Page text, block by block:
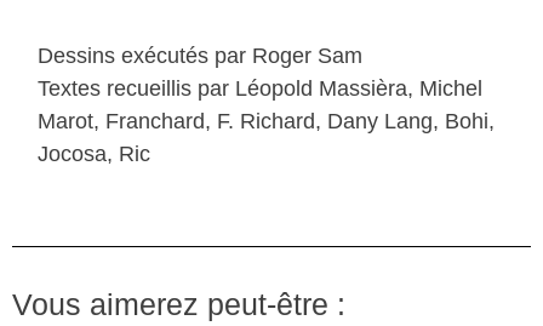
Dessins exécutés par Roger Sam
Textes recueillis par Léopold Massièra, Michel
Marot, Franchard, F. Richard, Dany Lang, Bohi,
Jocosa, Ric
Vous aimerez peut-être :